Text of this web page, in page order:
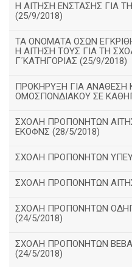
Η ΑΙΤΗΣΗ ΕΝΣΤΑΣΗΣ ΓΙΑ
(25/9/2018)
ΤΑ ΟΝΟΜΑΤΑ ΟΣΩΝ
Η ΑΙΤΗΣΗ ΤΟΥΣ ΓΙΑ ΤΗ
Γ΄ΚΑΤΗΓΟΡΙΑΣ (25/9/2018)
ΠΡΟΚΗΡΥΞΗ ΓΙΑ ΑΝΑΘΕΣΗ
ΟΜΟΣΠΟΝΔΙΑΚΟΥ ΣΕ
ΣΧΟΛΗ ΠΡΟΠΟΝΗΤΩΝ
ΕΚΟΦΝΣ (28/5/2018)
ΣΧΟΛΗ ΠΡΟΠΟΝΗΤΩΝ
ΣΧΟΛΗ ΠΡΟΠΟΝΗΤΩΝ
ΣΧΟΛΗ ΠΡΟΠΟΝΗΤΩΝ
(24/5/2018)
ΣΧΟΛΗ ΠΡΟΠΟΝΗΤΩΝ
(24/5/2018)